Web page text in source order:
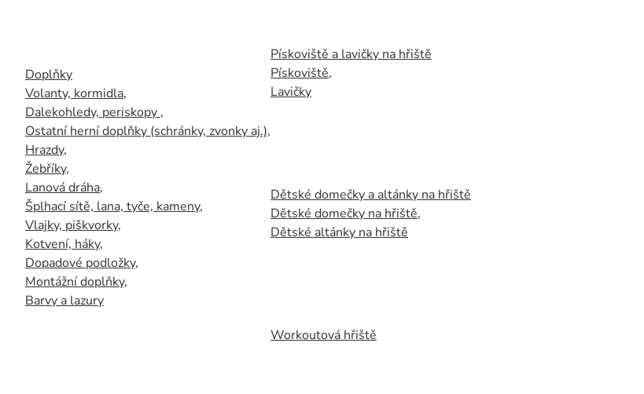
Doplňky
Volanty, kormidla,
Dalekohledy, periskopy ,
Ostatní herní doplňky (schránky, zvonky aj.),
Hrazdy,
Žebříky,
Lanová dráha,
Šplhací sítě, lana, tyče, kameny,
Vlajky, piškvorky,
Kotvení, háky,
Dopadové podložky,
Montážní doplňky,
Barvy a lazury
Pískoviště a lavičky na hřiště
Pískoviště,
Lavičky
Dětské domečky a altánky na hřiště
Dětské domečky na hřiště,
Dětské altánky na hřiště
Workoutová hřiště